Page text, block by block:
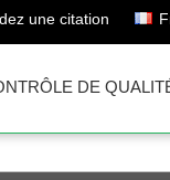
une citation
DE